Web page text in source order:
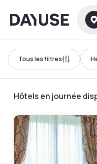
Dayuse
Tous les filtres
Hôtels en journée